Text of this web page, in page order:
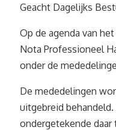
Geacht Dagelijks
Op de agenda van
Nota Professioneel
onder de
De mededelingen
uitgebreid
ondergetekende daar